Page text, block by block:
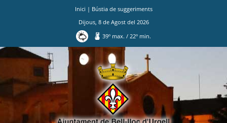
Inici | Bústia de suggeriments
Dijous, 8de Agostdel 2026
39º max./ 22º min.